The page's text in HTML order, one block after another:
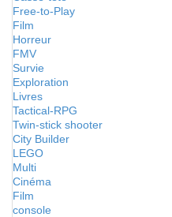
Free-to-Play
Film
Horreur
FMV
Survie
Exploration
Livres
Tactical-RPG
Twin-stick shooter
City Builder
LEGO
Multi
Cinéma
Film
console